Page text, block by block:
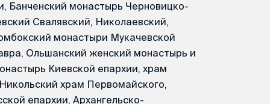
Банченский монастырь Черновицко-
Свалявский, Николаевский,
монастыри Мукачевской
Ольшанский женский монастырь и
Киевской епархии, храм
храм Первомайского,
епархии, Архангельско-